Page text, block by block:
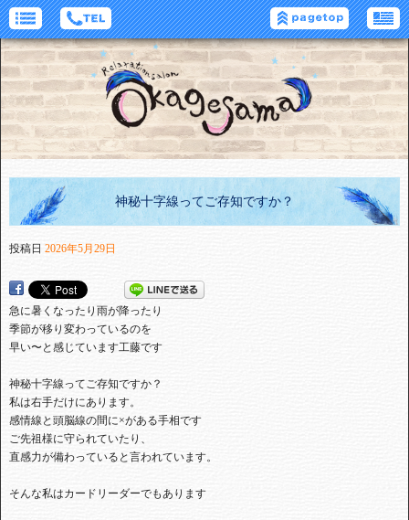
神秘十字線ってご存知ですか？
投稿日 2026年5月29日
急に暑くなったり雨が降ったり
季節が移り変わっているのを
早い〜と感じています工藤です
神秘十字線ってご存知ですか？
私は右手だけにあります。
感情線と頭脳線の間に×がある手相です
ご先祖様に守られていたり、
直感力が備わっていると言われています。
そんな私はカードリーダーでもあります